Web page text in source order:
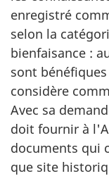
enregistré
selon la
bienfaisance :
sont
considère
Avec sa
doit fournir à
documents qui
que site